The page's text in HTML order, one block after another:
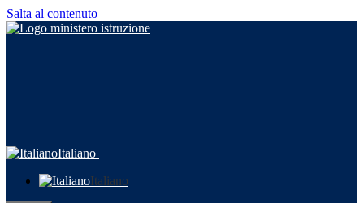
Salta al contenuto
Italiano
Italiano